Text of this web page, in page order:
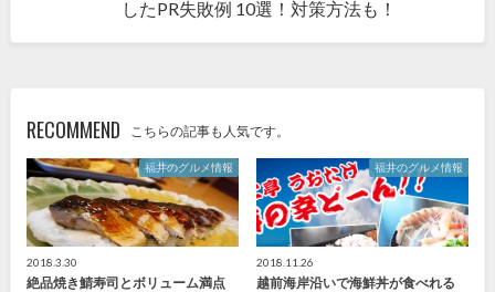
したPR失敗例 10選！対策方法も！
RECOMMEND こちらの記事も人気です。
福井のグルメ情報
2018.3.30
絶品焼き鯖寿司とボリューム満点
福井のグルメ情報
2018.11.26
越前海岸沿いで海鮮丼が食べれる